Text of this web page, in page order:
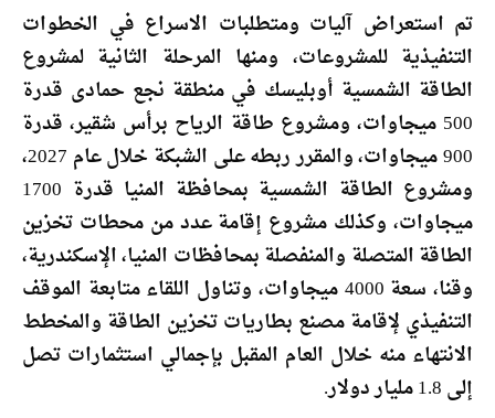
تم استعراض آليات ومتطلبات الاسراع في الخطوات
التنفيذية للمشروعات، ومنها المرحلة الثانية لمشروع
الطاقة الشمسية أوبليسك في منطقة نجع حمادى قدرة
500 ميجاوات، ومشروع طاقة الرياح برأس شقير، قدرة
900 ميجاوات، والمقرر ربطه على الشبكة خلال عام 2027،
ومشروع الطاقة الشمسية بمحافظة المنيا قدرة 1700
ميجاوات، وكذلك مشروع إقامة عدد من محطات تخزين
الطاقة المتصلة والمنفصلة بمحافظات المنيا، الإسكندرية،
وقنا، سعة 4000 ميجاوات، وتناول اللقاء متابعة الموقف
التنفيذي لإقامة مصنع بطاريات تخزين الطاقة والمخطط
الانتهاء منه خلال العام المقبل بإجمالي استثمارات تصل
إلى 1.8 مليار دولار.